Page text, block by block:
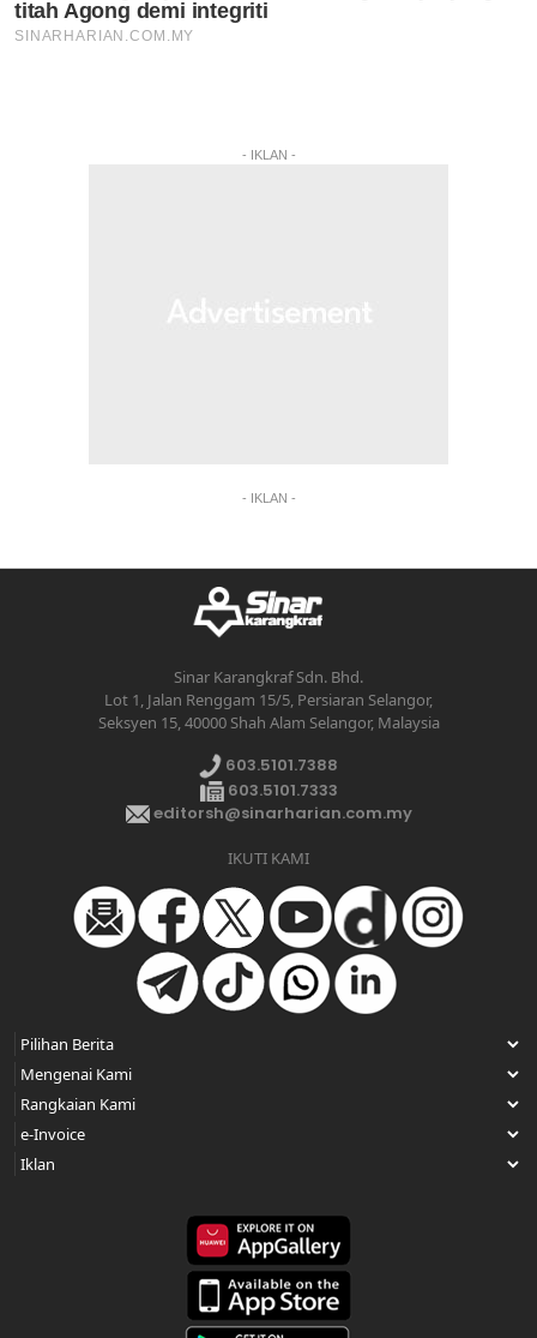
- IKLAN -
- IKLAN -
Sinar Karangkraf Sdn. Bhd.
Lot 1, Jalan Renggam 15/5, Persiaran Selangor,
Seksyen 15, 40000 Shah Alam Selangor, Malaysia
603.5101.7388
603.5101.7333
editorsh@sinarharian.com.my
IKUTI KAMI